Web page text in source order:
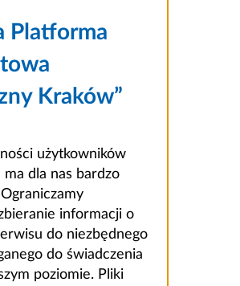
Platforma
Kraków”
użytkowników
ma dla nas bardzo
informacji o
do niezbędnego
do świadczenia
poziomie. Pliki